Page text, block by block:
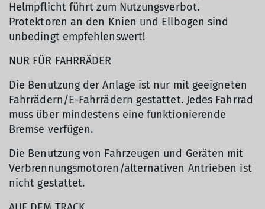
Helmpflicht führt zum Nutzungsverbot.
Protektoren an den Knien und Ellbogen sind
unbedingt empfehlenswert!
NUR FÜR FAHRRÄDER
Die Benutzung der Anlage ist nur mit geeigneten
Fahrrädern/E-Fahrrädern gestattet. Jedes Fahrrad
muss über mindestens eine funktionierende
Bremse verfügen.
Die Benutzung von Fahrzeugen und Geräten mit
Verbrennungsmotoren/alternativen Antrieben ist
nicht gestattet.